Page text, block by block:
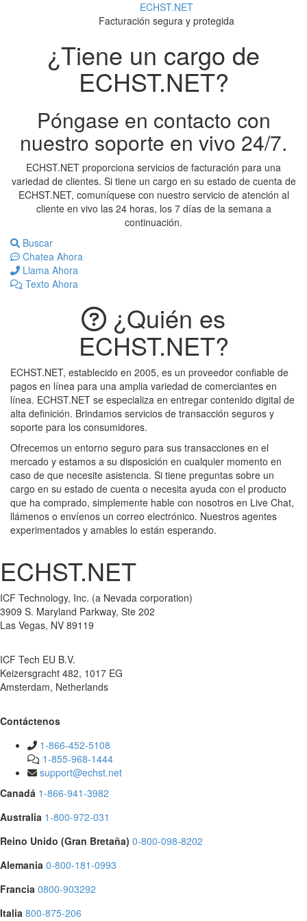
ECHST.NET
Facturación segura y protegida
¿Tiene un cargo de
ECHST.NET?
Póngase en contacto con
nuestro soporte en vivo 24/7.
ECHST.NET proporciona servicios de facturación para una
variedad de clientes. Si tiene un cargo en su estado de cuenta de
ECHST.NET, comuníquese con nuestro servicio de atención al
cliente en vivo las 24 horas, los 7 días de la semana a
continuación.
Buscar
Chatea Ahora
Llama Ahora
Texto Ahora
¿Quién es
ECHST.NET?
ECHST.NET, establecido en 2005, es un proveedor confiable de
pagos en línea para una amplia variedad de comerciantes en
línea. ECHST.NET se especializa en entregar contenido digital de
alta definición. Brindamos servicios de transacción seguros y
soporte para los consumidores.
Ofrecemos un entorno seguro para sus transacciones en el
mercado y estamos a su disposición en cualquier momento en
caso de que necesite asistencia. Si tiene preguntas sobre un
cargo en su estado de cuenta o necesita ayuda con el producto
que ha comprado, simplemente hable con nosotros en Live Chat,
llámenos o envíenos un correo electrónico. Nuestros agentes
experimentados y amables lo están esperando.
ECHST.NET
(noitaroproc adaveN a) .cnI ,ygolonhceT FCI
202 etS ,yawkraP dnalyraM .S 9093
91198 VN ,sageV saL
.V.B UE hceT FCI
GE 7101 ,284 thcargsrezieK
sdnalrehteN ,madretsmA
Contáctenos
1-866-452-5108
1-855-968-1444
support@echst.net
Canadá 1-866-941-3982
Australia 1-800-972-031
Reino Unido (Gran Bretaña) 0-800-098-8202
Alemania 0-800-181-0993
Francia 0800-903292
Italia 800-875-206